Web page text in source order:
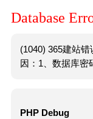
Database
(1040) 365建站
因：1、数据库密
PHP Debug